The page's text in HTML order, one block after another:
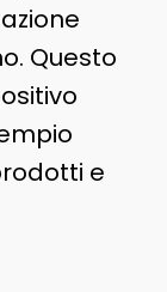
Questo
e